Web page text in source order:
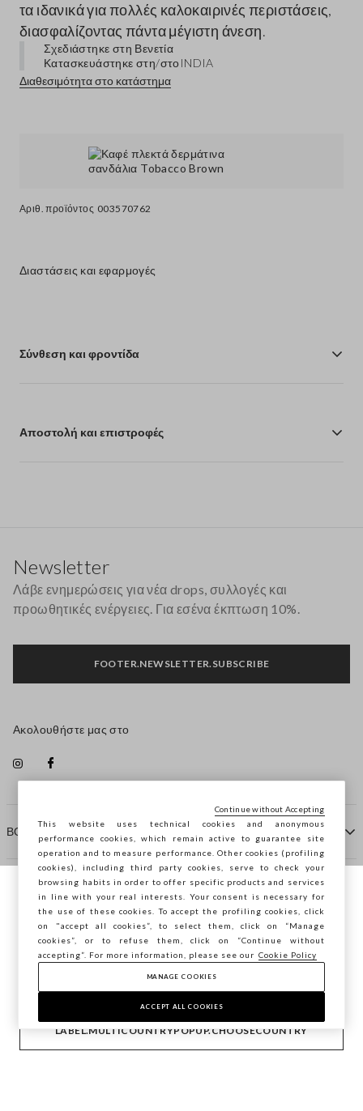
Αριθ. προϊόντος 003570762
τα ιδανικά για πολλές καλοκαιρινές περιστάσεις,
διασφαλίζοντας πάντα μέγιστη άνεση.
Σχεδιάστηκε στη Βενετία
Κατασκευάστηκε στη/στοINDIA
Διαθεσιμότητα στο κατάστημα
Διαστάσεις και εφαρμογές
Σύνθεση και φροντίδα
Αποστολή και επιστροφές
ΒΟΗΘΕΙΑ
ΠΡΑΚΤΟΡΕΙΟ
ΕΠΙΚΟΙΝΩΝΗΣΤΕ ΜΑΖΙ ΜΑΣ
Newsletter
Λάβε ενημερώσεις για νέα drops, συλλογές και
προωθητικές ενέργειες. Για εσένα έκπτωση 10%.
FOOTER.NEWSLETTER.SUBSCRIBE
Ακολουθήστε μας στο
Copyright © Ovs S.p.A. ΑΦΜ: 04240010274 - Εταιρικό
κεφάλαιο 290.923.470 -
Περιηγείστε στο STEFANEL Ελλάδας, θέλετε
να αποθηκεύσετε την τοποθεσία σας;
ΕΠΙΒΕΒΑΊΩΣΗ
LABEL.MULTICOUNTRYPOPUP.CHOOSECOUNTRY
footer.item.country Ελλάδα
This website uses technical cookies and anonymous
performance cookies, which remain active to guarantee site
operation and to measure performance. Other cookies (profiling
cookies), including third party cookies, serve to check your
browsing habits in order to offer specific products and services
in line with your real interests. Your consent is necessary for
the use of these cookies. To accept the profiling cookies, click
on "accept all cookies”, to select them, click on “Manage
cookies”, or to refuse them, click on “Continue without
accepting”. For more information, please see our Cookie Policy
MANAGE COOKIES
ACCEPT ALL COOKIES
Continue without Accepting